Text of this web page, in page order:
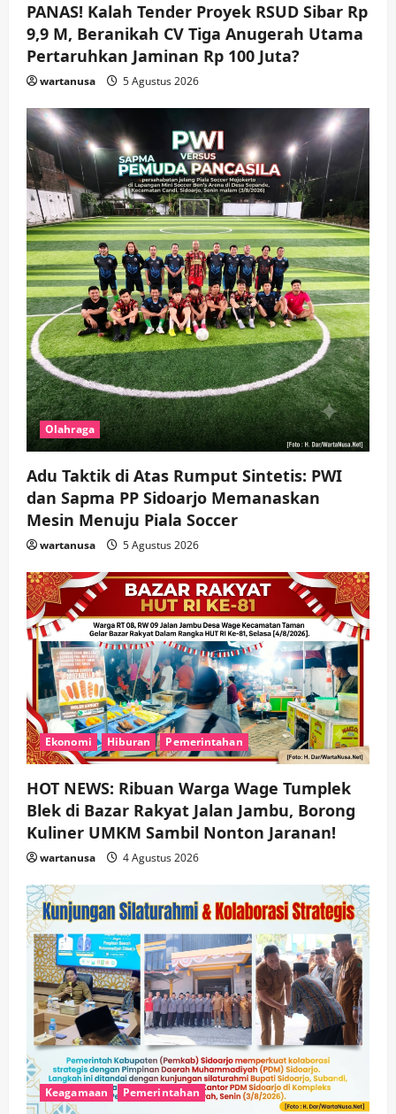
5
Keagamaan Pemerintahan
Hadir di Pengajian Qurrota A’yun,
Agar Tetap Amanah Memimpin
wartanusa 4 Agustus 2026
PANAS! Kalah Tender Proyek RSUD Sibar Rp
9,9 M, Beranikah CV Tiga Anugerah Utama
Pertaruhkan Jaminan Rp 100 Juta?
wartanusa 5 Agustus 2026
Olahraga
Adu Taktik di Atas Rumput Sintetis: PWI
dan Sapma PP Sidoarjo Memanaskan
Mesin Menuju Piala Soccer
wartanusa 5 Agustus 2026
Ekonomi Hiburan Pemerintahan
HOT NEWS: Ribuan Warga Wage Tumplek
Blek di Bazar Rakyat Jalan Jambu, Borong
Kuliner UMKM Sambil Nonton Jaranan!
wartanusa 4 Agustus 2026
Keagamaan Pemerintahan